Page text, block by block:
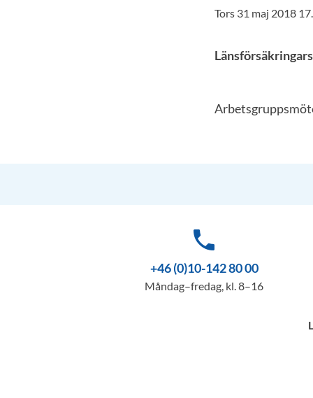
Tors 31 maj 2018
phone
+46 (0)10-142 80 00
Måndag–fredag, kl. 8–16